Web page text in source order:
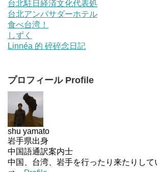
台北駐日経済文化代表処
台北アンバサダーホテル
食べ台湾！
しずく
Linnéa 的 碎碎念日記
プロフィール Profile
shu yamato
岩手県出身
中国語通訳案内士
中国、台湾、岩手を行ったり来たりして